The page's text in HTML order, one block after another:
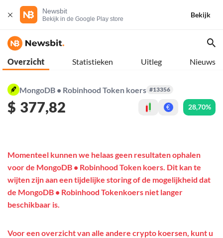
Newsbit
Bekijk in de Google Play store
Bekijk
Overzicht Statistieken Uitleg Nieuws
MongoDB • Robinhood Token koers #13356
$ 377,82 € 28,70%
Momenteel kunnen we helaas geen resultaten ophalen
voor de MongoDB • Robinhood Token koers. Dit kan te
wijten zijn aan een tijdelijke storing of de mogelijkheid dat
de MongoDB • Robinhood Tokenkoers niet langer
beschikbaar is.
Voor een overzicht van alle andere crypto koersen, kunt u